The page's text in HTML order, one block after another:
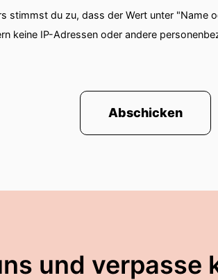
stimmst du zu, dass der Wert unter "Name
keine IP-Adressen oder andere
Abschicken
und verpasse